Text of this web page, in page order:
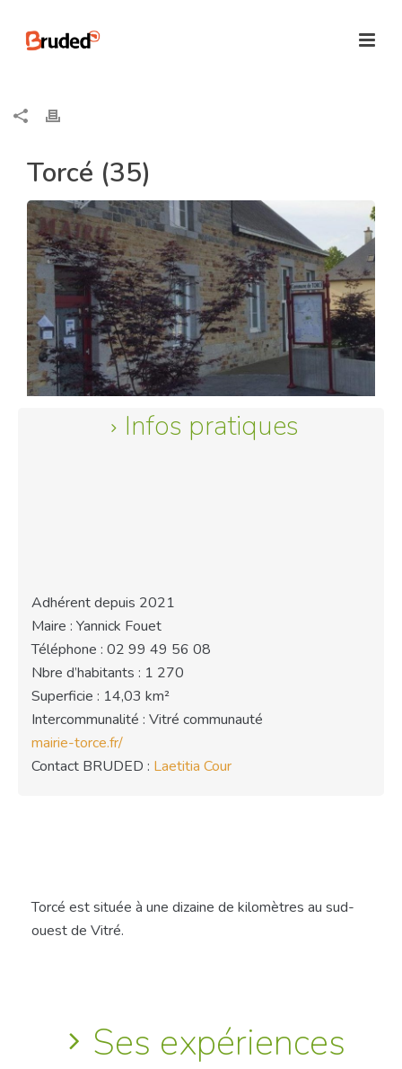
Torcé (35)
Infos pratiques
Adhérent depuis 2021
Maire : Yannick Fouet
Téléphone : 02 99 49 56 08
Nbre d’habitants : 1 270
Superficie : 14,03 km²
Intercommunalité : Vitré communauté
mairie-torce.fr/
Contact BRUDED : Laetitia Cour
Torcé est située à une dizaine de kilomètres au sud-
ouest de Vitré.
Ses expériences